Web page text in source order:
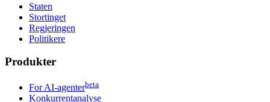
Staten
Stortinget
Regjeringen
Politikere
Produkter
For AI-agenterbeta
Konkurrentanalyse